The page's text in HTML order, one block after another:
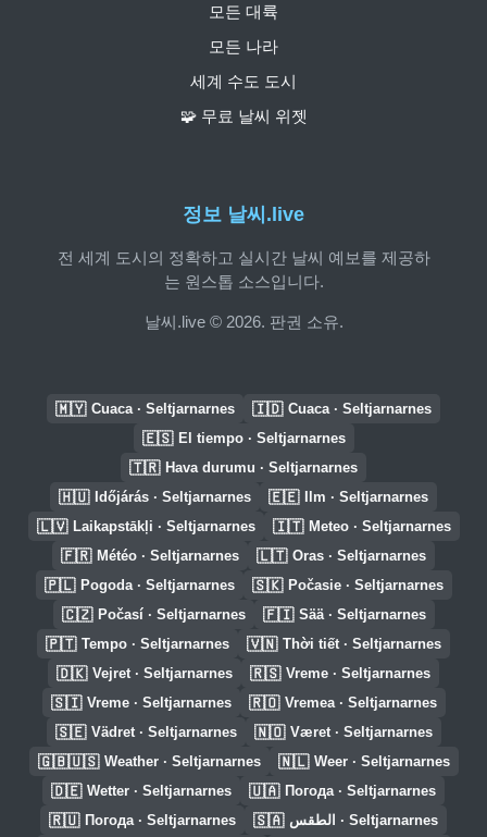
정보 날씨.live
전 세계 도시의 정확하고 실시간 날씨 예보를 제공하
는 원스톱 소스입니다.
날씨.live © 2026. 판권 소유.
모든 대륙
모든 나라
세계 수도 도시
🧩 무료 날씨 위젯
🇲🇾 Cuaca · Seltjarnarnes 🇮🇩 Cuaca · Seltjarnarnes
🇪🇸 El tiempo · Seltjarnarnes
🇹🇷 Hava durumu · Seltjarnarnes
🇭🇺 Időjárás · Seltjarnarnes 🇪🇪 Ilm · Seltjarnarnes
🇱🇻 Laikapstākļi · Seltjarnarnes 🇮🇹 Meteo · Seltjarnarnes
🇫🇷 Météo · Seltjarnarnes 🇱🇹 Oras · Seltjarnarnes
🇵🇱 Pogoda · Seltjarnarnes 🇸🇰 Počasie · Seltjarnarnes
🇨🇿 Počasí · Seltjarnarnes 🇫🇮 Sää · Seltjarnarnes
🇵🇹 Tempo · Seltjarnarnes 🇻🇳 Thời tiết · Seltjarnarnes
🇩🇰 Vejret · Seltjarnarnes 🇷🇸 Vreme · Seltjarnarnes
🇸🇮 Vreme · Seltjarnarnes 🇷🇴 Vremea · Seltjarnarnes
🇸🇪 Vädret · Seltjarnarnes 🇳🇴 Været · Seltjarnarnes
🇬🇧🇺🇸 Weather · Seltjarnarnes 🇳🇱 Weer · Seltjarnarnes
🇩🇪 Wetter · Seltjarnarnes 🇺🇦 Погода · Seltjarnarnes
🇷🇺 Погода · Seltjarnarnes 🇸🇦 الطقس · Seltjarnarnes